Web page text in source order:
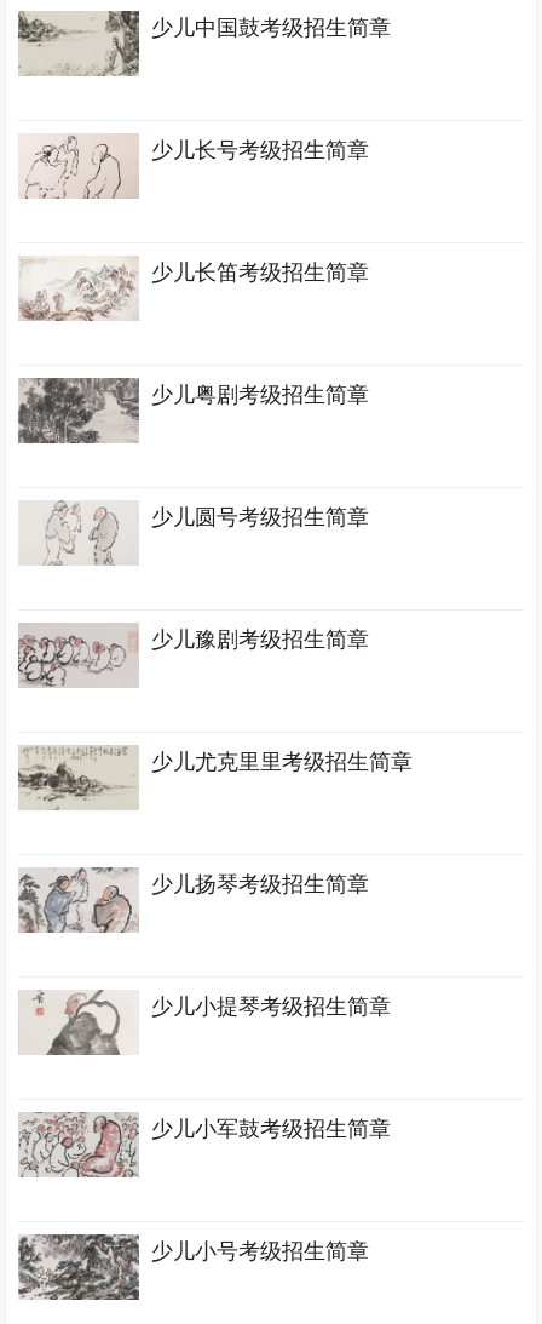
少儿中国鼓考级招生简章
少儿长号考级招生简章
少儿长笛考级招生简章
少儿粤剧考级招生简章
少儿圆号考级招生简章
少儿豫剧考级招生简章
少儿尤克里里考级招生简章
少儿扬琴考级招生简章
少儿小提琴考级招生简章
少儿小军鼓考级招生简章
少儿小号考级招生简章